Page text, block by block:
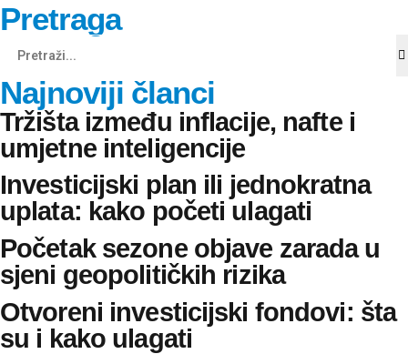
Pretraga
Najnoviji članci
Tržišta između inflacije, nafte i
umjetne inteligencije
Investicijski plan ili jednokratna
uplata: kako početi ulagati
Početak sezone objave zarada u
sjeni geopolitičkih rizika
Otvoreni investicijski fondovi: šta
su i kako ulagati